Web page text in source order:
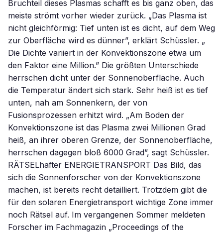
Bruchteil dieses Plasmas schafft es bis ganz oben, das
meiste strömt vorher wieder zurück. „Das Plasma ist
nicht gleichförmig: Tief unten ist es dicht, auf dem Weg
zur Oberfläche wird es dünner”, erklärt Schüssler. „
Die Dichte variiert in der Konvektionszone etwa um
den Faktor eine Million.” Die größten Unterschiede
herrschen dicht unter der Sonnenoberfläche. Auch
die Temperatur ändert sich stark. Sehr heiß ist es tief
unten, nah am Sonnenkern, der von
Fusionsprozessen erhitzt wird. „Am Boden der
Konvektionszone ist das Plasma zwei Millionen Grad
heiß, an ihrer oberen Grenze, der Sonnenoberfläche,
herrschen dagegen bloß 6000 Grad”, sagt Schüssler.
RÄTSELhafter ENERGIETRANSPORT Das Bild, das
sich die Sonnenforscher von der Konvektionszone
machen, ist bereits recht detailliert. Trotzdem gibt die
für den solaren Energietransport wichtige Zone immer
noch Rätsel auf. Im vergangenen Sommer meldeten
Forscher im Fachmagazin „Proceedings of the